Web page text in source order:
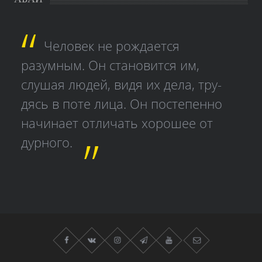
Человек не рождается
разумным. Он становится им,
слушая людей, видя их дела, тру­
дясь в поте лица. Он постепенно
начинает отличать хорошее от
дурного.